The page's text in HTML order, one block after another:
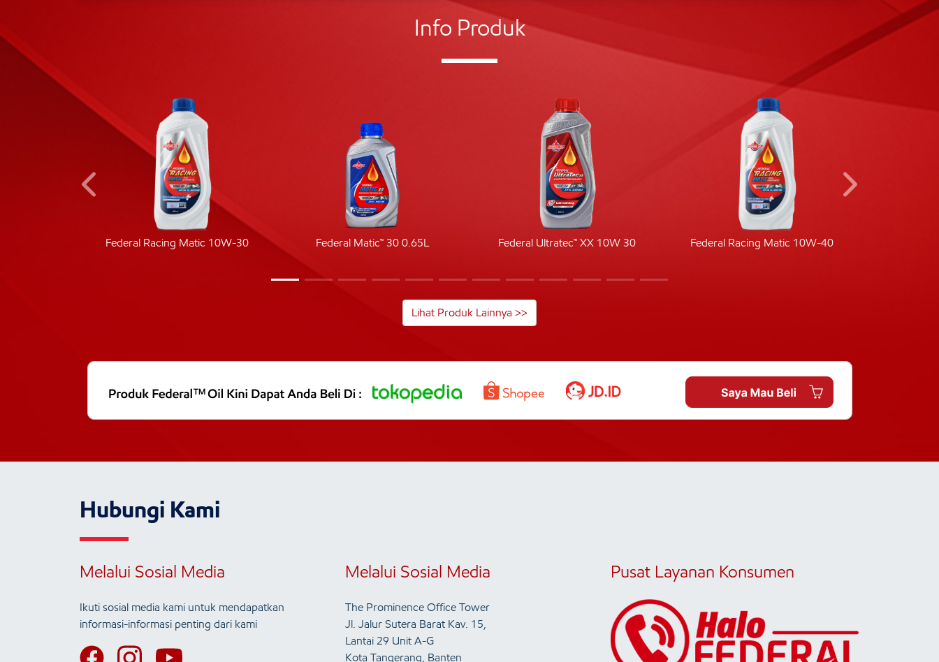
Info Produk
Federal Racing Matic 10W-30 Federal Matic™ 30 0.65L Federal Ultratec™ XX 10W 30 Federal Racing Matic 10W-40
Lihat Produk Lainnya >>
Hubungi Kami
Melalui Sosial Media
Ikuti sosial media kami untuk mendapatkan
informasi-informasi penting dari kami
Melalui Sosial Media
The Prominence Office Tower
Jl. Jalur Sutera Barat Kav. 15,
Lantai 29 Unit A-G
Kota Tangerang, Banten
Pusat Layanan Konsumen